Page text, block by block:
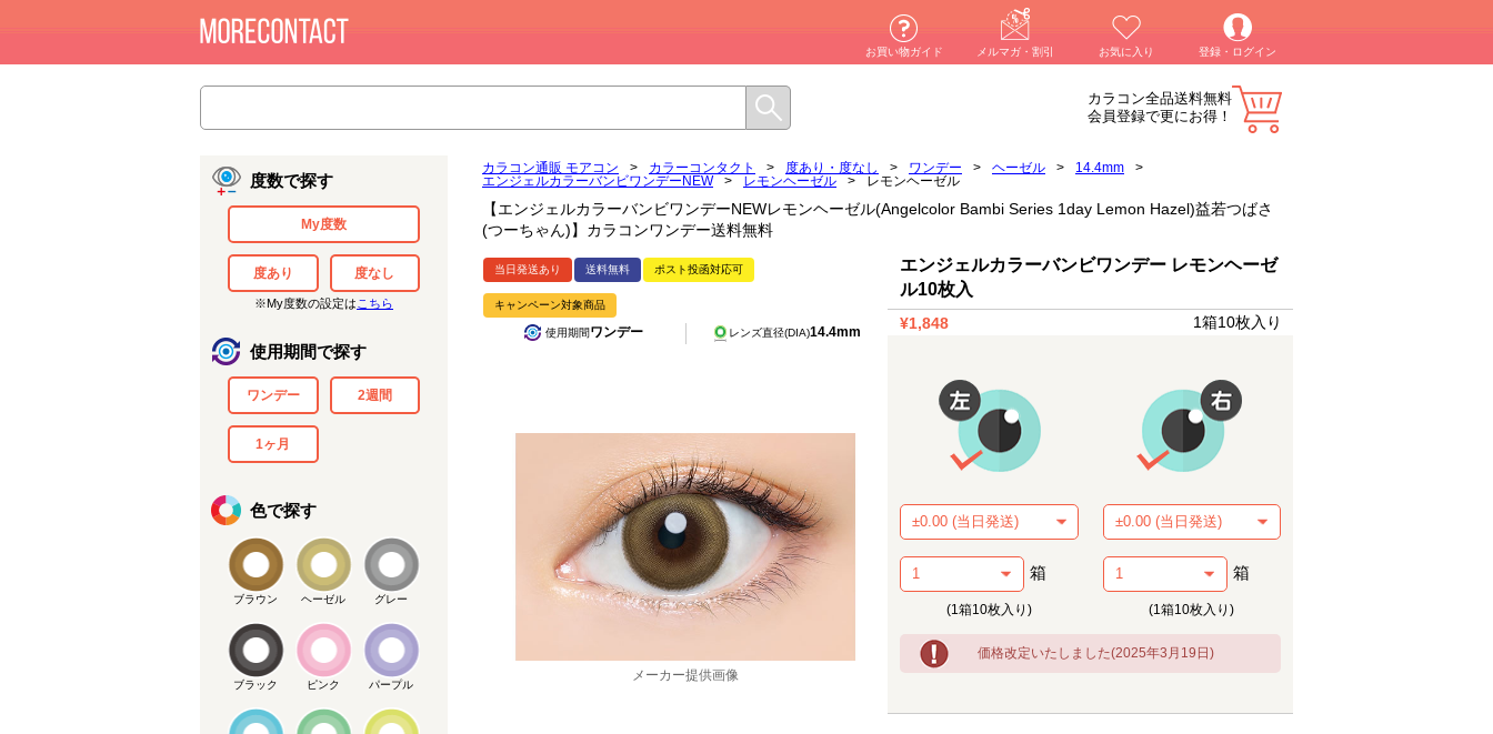
お買い物ガイド メルマガ・割引 お気に入り 登録・ログイン
カラコン全品送料無料
会員登録で更にお得！
度数で探す
My度数
度あり 度なし
※My度数の設定は こちら
使用期間で探す
ワンデー 2週間
1ヶ月
色で探す
ブラウン ヘーゼル グレー
ブラック ピンク パープル
カラコン通販 モアコン > カラーコンタクト > 度あり・度なし > ワンデー > ヘーゼル > 14.4mm
>
エンジェルカラーバンビワンデーNEW
> レモンヘーゼル > レモンヘーゼル
【エンジェルカラーバンビワンデーNEWレモンヘーゼル(Angelcolor Bambi Series 1day Lemon Hazel)益若つばさ
(つーちゃん)】カラコンワンデー送料無料
当日発送あり 送料無料 ポスト投函対応可
キャンペーン対象商品
使用期間ワンデー レンズ直径(DIA)14.4mm
メーカー提供画像
エンジェルカラーバンビワンデー レモンヘーゼ
ル10枚入
¥1,848 1箱10枚入り
箱
(1箱10枚入り)
箱
(1箱10枚入り)
価格改定いたしました(2025年3月19日)